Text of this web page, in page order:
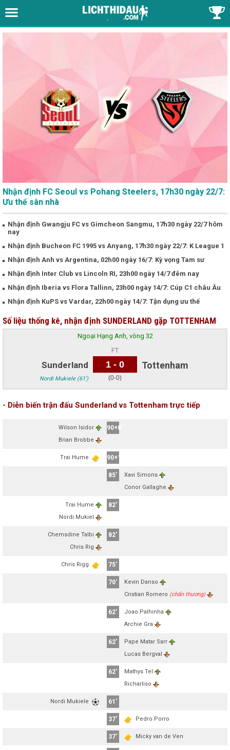
Nhận định FC Seoul vs Pohang Steelers, 17h30 ngày 22/7:
Ưu thế sân nhà
Nhận định Gwangju FC vs Gimcheon Sangmu, 17h30 ngày 22/7 hôm
nay
Nhận định Bucheon FC 1995 vs Anyang, 17h30 ngày 22/7: K League 1
Nhận định Anh vs Argentina, 02h00 ngày 16/7: Kỳ vọng Tam sư
Nhận định Inter Club vs Lincoln RI, 23h00 ngày 14/7 đêm nay
Nhận định Iberia vs Flora Tallinn, 23h00 ngày 14/7: Cúp C1 châu Âu
Nhận định KuPS vs Vardar, 22h00 ngày 14/7: Tận dụng ưu thế
Số liệu thống kê, nhận định SUNDERLAND gặp TOTTENHAM
Ngoại Hạng Anh, vòng 32
Sunderland
Nordi Mukiele (61')
FT
1 - 0
(0-0)
Tottenham
- Diễn biến trận đấu Sunderland vs Tottenham trực tiếp
Wilson Isidor
Brian Brobbe
90+8'
Trai Hume 90+1'
85'
Xavi Simons
Conor Gallaghe
Trai Hume
Nordi Mukiel
82'
Chemsdine Talbi
Chris Rig
82'
Chris Rigg 75'
70'
Kevin Danso
Cristian Romero (chấn thương)
62'
Joao Palhinha
Archie Gra
62'
Pape Matar Sarr
Lucas Bergval
62'
Mathys Tel
Richarliso
Nordi Mukiele 61'
37' Pedro Porro
37' Micky van de Ven